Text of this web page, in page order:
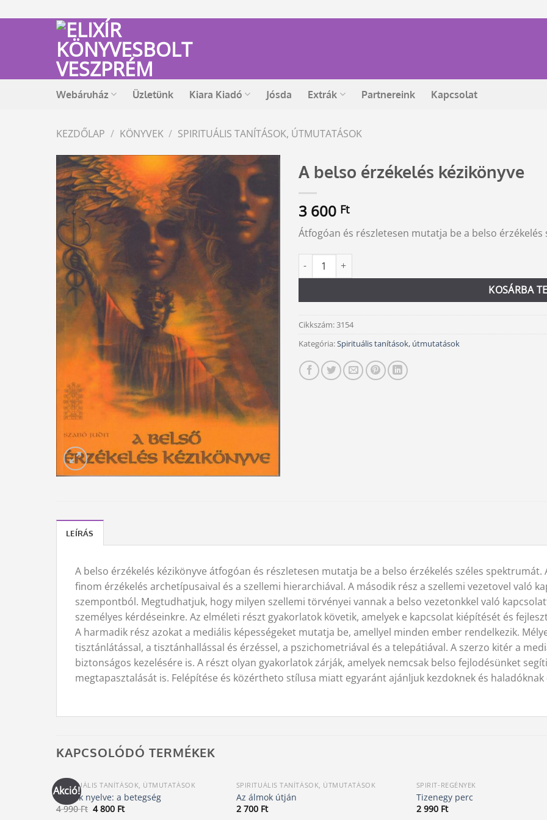
to
Webáruház Üzletünk Kiara Kiadó Jósda Extrák Partnereink Kapcsolat
KEZDŐLAP / KÖNYVEK / SPIRITUÁLIS TANÍTÁSOK, ÚTMUTATÁSOK
A belso érzékelés kézikönyve
3 600 Ft
Átfogóan és részletesen mutatja be a belso érzékelés
A belso érzékelés kézikönyve mennyiség
KOSÁRBA
Alternative:
Cikkszám:3154
Kategória:Spirituális tanítások, útmutatások
LEÍRÁS
A belso érzékelés kézikönyve átfogóan és részletesen mutatja be a belso érzékelés széles
finom érzékelés archetípusaival és a szellemi hierarchiával. A második rész a szellemi vezetovel való
szempontból. Megtudhatjuk, hogy milyen szellemi törvényei vannak a belso vezetonkkel való
személyes kérdéseinkre. Az elméleti részt gyakorlatok követik, amelyek e kapcsolat kiépítését és
A harmadik rész azokat a mediális képességeket mutatja be, amellyel minden ember rendelkezik.
tisztánlátással, a tisztánhallással és érzéssel, a pszichometriával és a telepátiával. A szerzo kitér a
biztonságos kezelésére is. A részt olyan gyakorlatok zárják, amelyek nemcsak belso fejlodésünket
megtapasztalását is. Felépítése és közértheto stílusa miatt egyaránt ajánljuk kezdoknek és
KAPCSOLÓDÓ TERMÉKEK
Akció!
SPIRITUÁLIS TANÍTÁSOK, ÚTMUTATÁSOK
A lélek nyelve: a betegség
4 990Ft Original
4 800 FtCurrent
SPIRITUÁLIS TANÍTÁSOK, ÚTMUTATÁSOK
Az álmok útján
2 700 Ft
SPIRIT-REGÉNYEK
Tizenegy perc
2 990 Ft